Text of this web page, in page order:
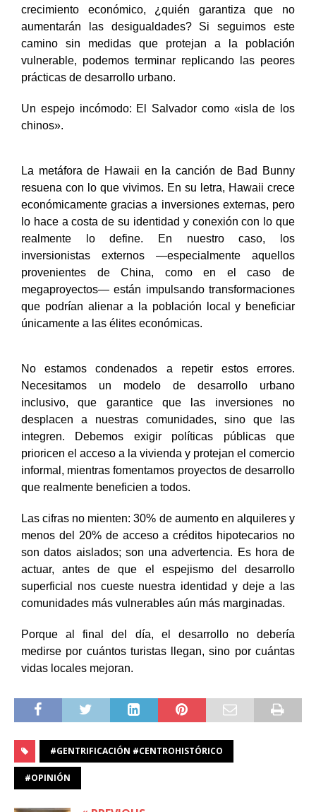
crecimiento económico, ¿quién garantiza que no
aumentarán las desigualdades?Si seguimos este
camino sin medidas que protejan a la
población
vulnerable, podemos terminar replicando las peores
prácticas de desarrollo urbano.
Un espejo incómodo: El Salvador como «isla de los
chinos».
La metáfora de Hawaii en la canción de Bad Bunny
resuena con lo que vivimos. En su letra, Hawaii crece
económicamente gracias a inversiones externas, pero
lo hace a costa de su identidad y conexión con lo que
realmente lo define.
En nuestro caso, los
inversionistas externos —especialmente aquellos
provenientes de China, como en el caso de
megaproyectos— están impulsando transformaciones
que podrían alienar a la población local y beneficiar
únicamente a las élites económicas.
No estamos condenados a repetir estos errores.
Necesitamos un modelo de desarrollo urbano
inclusivo, que garantice que las inversiones no
desplacen a nuestras comunidades, sino que las
integren. Debemos exigir políticas públicas que
prioricen el acceso a la vivienda y protejan el comercio
informal, mientras fomentamos proyectos de desarrollo
que realmente beneficien a todos.
Las cifras no mienten: 30% de aumento en alquileres y
menos del 20% de acceso a créditos hipotecarios no
son datos aislados; son una advertencia. Es hora de
actuar, antes de que el espejismo del desarrollo
superficial nos cueste nuestra identidad y deje a las
comunidades más vulnerables aún más marginadas.
Porque al final del día, el desarrollo no debería
medirse por cuántos turistas llegan, sino por cuántas
vidas locales mejoran.
#GENTRIFICACIÓN #CENTROHISTÓRICO
#OPINIÓN